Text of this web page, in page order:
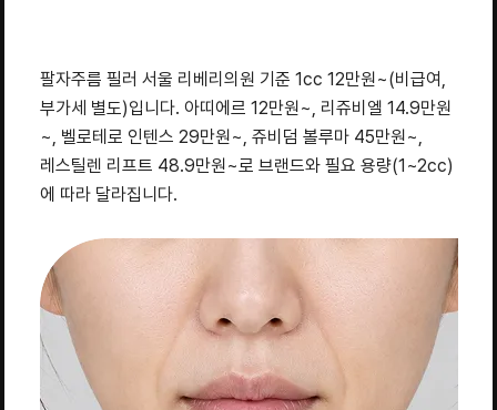
팔자주름 필러 서울 리베리의원 기준 1cc 12만원~(비급여,
부가세 별도)입니다. 아띠에르 12만원~, 리쥬비엘 14.9만원
~, 벨로테로 인텐스 29만원~, 쥬비덤 볼루마 45만원~,
레스틸렌 리프트 48.9만원~로 브랜드와 필요 용량(1~2cc)
에 따라 달라집니다.